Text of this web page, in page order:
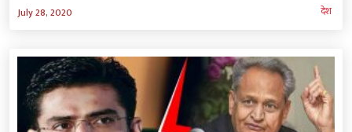
July 28, 2020 देश